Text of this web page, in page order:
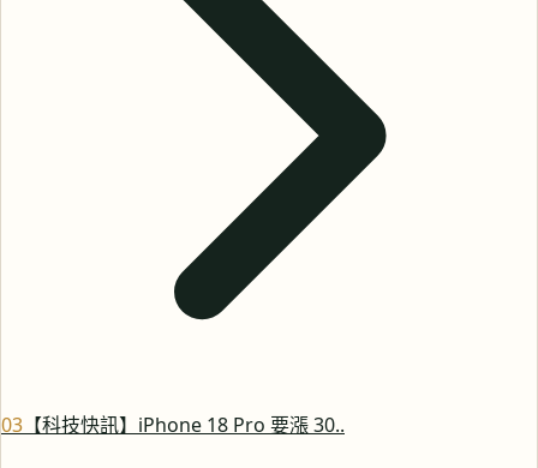
03 【科技快訊】iPhone 18 Pro 要漲 30..